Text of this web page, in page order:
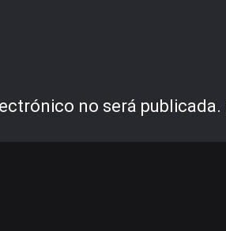
no será publicada.